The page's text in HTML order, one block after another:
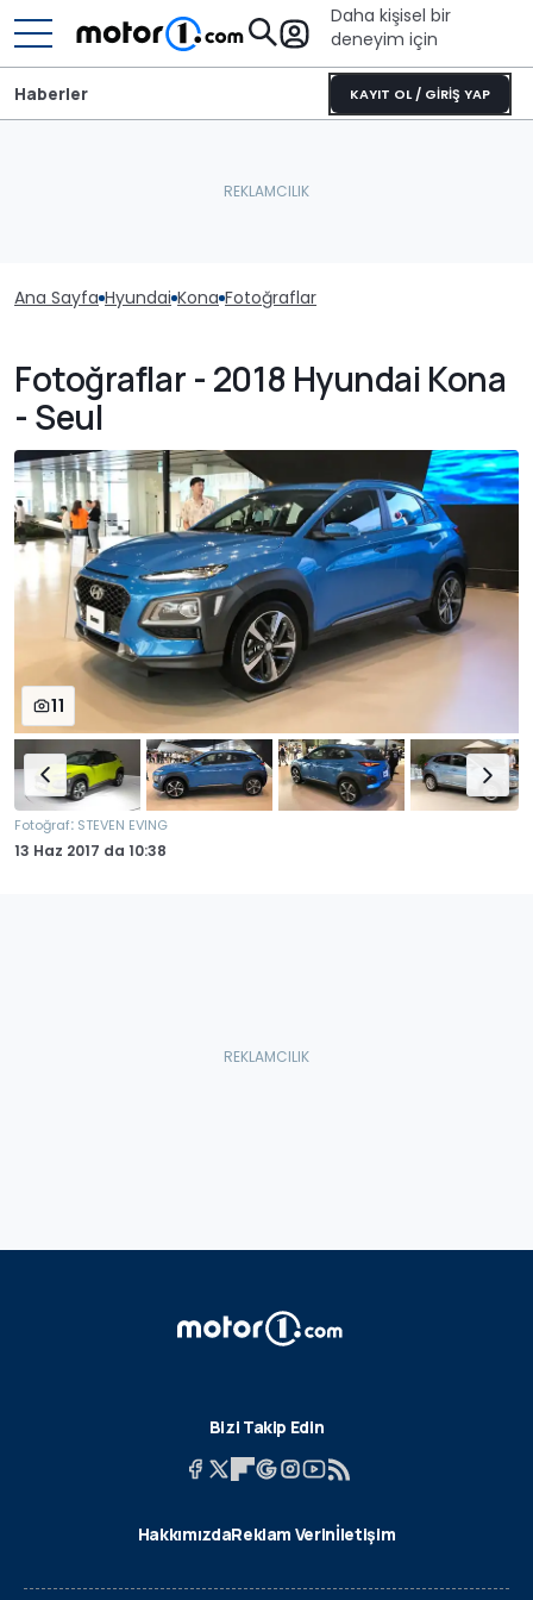
Daha kişisel bir
deneyim için
KAYIT OL / GİRİŞ YAP
Haberler
Ana Sayfa Hyundai Kona Fotoğraflar
Fotoğraflar - 2018 Hyundai Kona
- Seul
11
Fotoğraf: STEVEN EVING
13 Haz 2017 da 10:38
Bizi Takip Edin
HakkımızdaReklam Verinİletişim